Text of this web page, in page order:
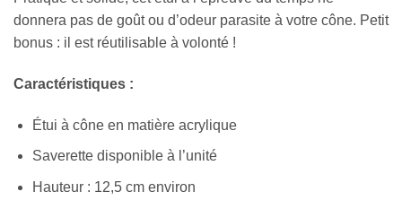
donnera pas de goût ou d’odeur parasite à votre cône. Petit
bonus : il est réutilisable à volonté !
Caractéristiques :
Étui à cône en matière acrylique
Saverette disponible à l’unité
Hauteur : 12,5 cm environ